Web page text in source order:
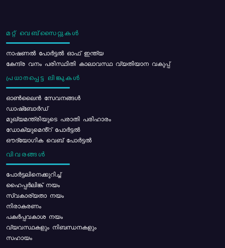
മറ്റ് വെബ്സൈറ്റുകൾ
നാഷണൽ പോർട്ടൽ ഓഫ് ഇന്ത്യ
കേന്ദ്ര വനം പരിസ്ഥിതി കാലാവസ്ഥ വ്യതിയാന വകുപ്പ്
പ്രധാനപ്പെട്ട ലിങ്കുകൾ
ഓൺലൈൻ സേവനങ്ങൾ
ഡാഷ്ബോർഡ്
മുഖ്യമന്ത്രിയുടെ പരാതി പരിഹാരം
ഡോക്യുമെൻ്റ് പോർട്ടൽ
ഔദ്യോഗിക വെബ് പോർട്ടൽ
വിവരങ്ങൾ
പോര്‍ട്ടലിനെക്കുറിച്ച്
ഹൈപ്പർലിങ്ക് നയം
സ്വകാര്യതാ നയം
നിരാകരണം
പകർപ്പവകാശ നയം
വ്യവസ്ഥകളും നിബന്ധനകളും
സഹായം